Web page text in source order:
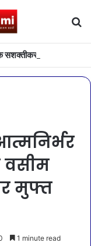
वसीम
मुफ्त
1 minute read